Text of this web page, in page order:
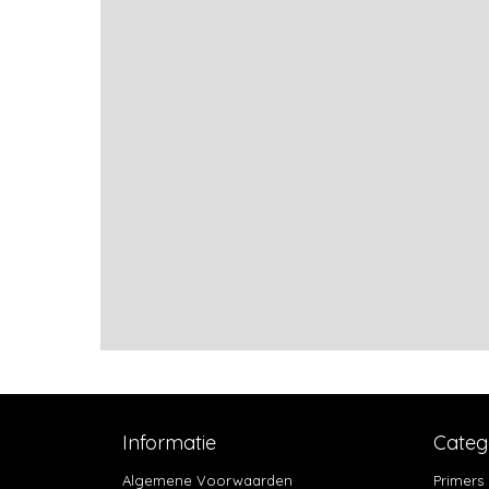
Informatie
Algemene Voorwaarden Primers